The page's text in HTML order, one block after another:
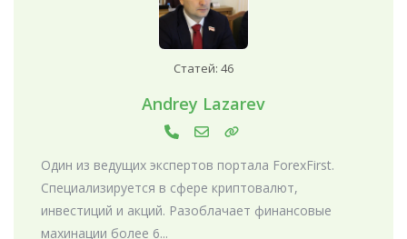
Статей: 46
Andrey Lazarev
Один из ведущих экспертов портала ForexFirst.
Специализируется в сфере криптовалют,
инвестиций и акций. Разоблачает финансовые
махинации более 6...